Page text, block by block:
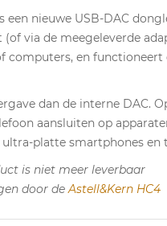
een nieuwe USB-DAC
(of via de meegeleverde
computers, en functioneert
dan de interne DAC.
aansluiten op
platte smartphones en
is niet meer leverbaar
door deAstell&Kern HC4